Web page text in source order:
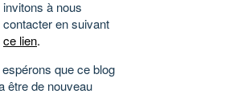
invitons à nous
contacter en suivant
ce lien.
que ce blog
être de nouveau